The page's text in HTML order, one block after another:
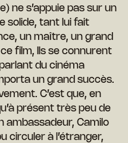
ne s’appuie pas sur un
solide, tant lui fait
un maître, un grand
film, Ils se connurent
du cinéma
un grand succès.
C’est que, en
présent très peu de
ambassadeur, Camilo
circuler à l’étranger,